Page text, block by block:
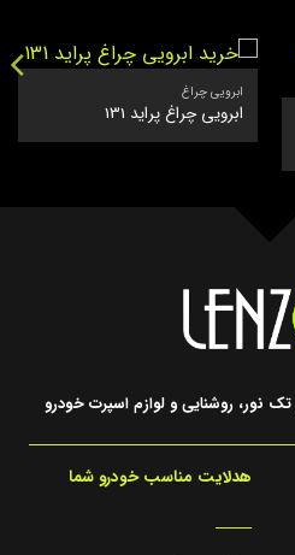
ابرویی چراغ
ابرویی چراغ پراید 131
نور، روشنایی و لوازم اسپرت خودرو
هدلایت مناسب خودرو شما
_____